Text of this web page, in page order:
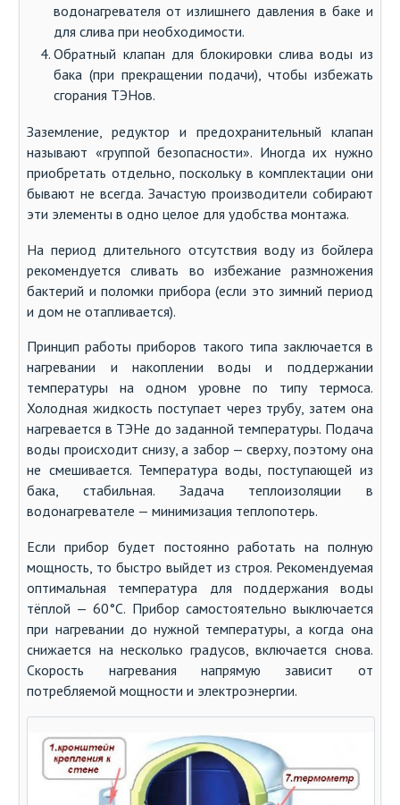
водонагревателя от излишнего давления в баке и
для слива при необходимости.
Обратный клапан для блокировки слива воды из
бака (при прекращении подачи), чтобы избежать
сгорания ТЭНов.
Заземление, редуктор и предохранительный клапан
называют «группой безопасности». Иногда их нужно
приобретать отдельно, поскольку в комплектации они
бывают не всегда. Зачастую производители собирают
эти элементы в одно целое для удобства монтажа.
На период длительного отсутствия воду из бойлера
рекомендуется сливать во избежание размножения
бактерий и поломки прибора (если это зимний период
и дом не отапливается).
Принцип работы приборов такого типа заключается в
нагревании и накоплении воды и поддержании
температуры на одном уровне по типу термоса.
Холодная жидкость поступает через трубу, затем она
нагревается в ТЭНе до заданной температуры. Подача
воды происходит снизу, а забор — сверху, поэтому она
не смешивается. Температура воды, поступающей из
бака, стабильная. Задача теплоизоляции в
водонагревателе — минимизация теплопотерь.
Если прибор будет постоянно работать на полную
мощность, то быстро выйдет из строя. Рекомендуемая
оптимальная температура для поддержания воды
тёплой — 60°C. Прибор самостоятельно выключается
при нагревании до нужной температуры, а когда она
снижается на несколько градусов, включается снова.
Скорость нагревания напрямую зависит от
потребляемой мощности и электроэнергии.